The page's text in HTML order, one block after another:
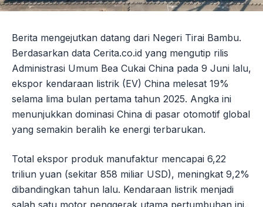
Berita mengejutkan datang dari Negeri Tirai Bambu.
Berdasarkan data Cerita.co.id yang mengutip rilis
Administrasi Umum Bea Cukai China pada 9 Juni lalu,
ekspor kendaraan listrik (EV) China melesat 19%
selama lima bulan pertama tahun 2025. Angka ini
menunjukkan dominasi China di pasar otomotif global
yang semakin beralih ke energi terbarukan.
Total ekspor produk manufaktur mencapai 6,22
triliun yuan (sekitar 858 miliar USD), meningkat 9,2%
dibandingkan tahun lalu. Kendaraan listrik menjadi
salah satu motor penggerak utama pertumbuhan ini,